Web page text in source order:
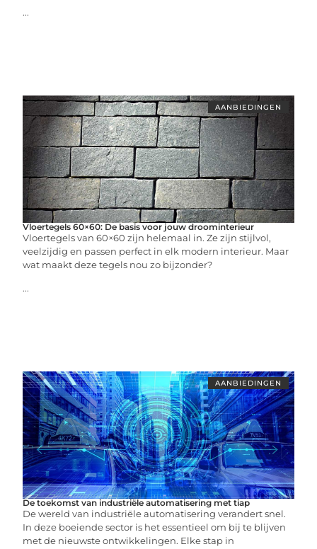
...
AANBIEDINGEN
Vloertegels 60×60: De basis voor jouw droominterieur
Vloertegels van 60×60 zijn helemaal in. Ze zijn stijlvol,
veelzijdig en passen perfect in elk modern interieur. Maar
wat maakt deze tegels nou zo bijzonder?
...
AANBIEDINGEN
De toekomst van industriële automatisering met tiap
De wereld van industriële automatisering verandert snel.
In deze boeiende sector is het essentieel om bij te blijven
met de nieuwste ontwikkelingen. Elke stap in